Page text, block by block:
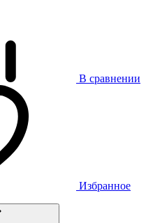
В сравнении
Избранное